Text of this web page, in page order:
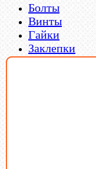
Болты
Винты
Гайки
Заклепки
Пресс-